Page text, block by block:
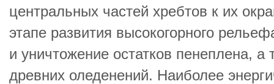
центральных частей хребтов к их
этапе развития высокогорного
и уничтожение остатков пенеплена,
древних оледенений. Наиболее